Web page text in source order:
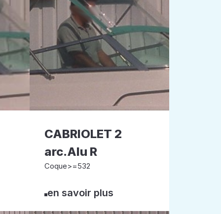
CABRIOLET 2
arc.Alu R
Coque>=532
en savoir plus